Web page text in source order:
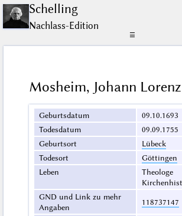
Schelling
Nachlass-Edition
☰
Mosheim, Johann Lorenz
Geburtsdatum
09.10.1693
Todesdatum
09.09.1755
Geburtsort
Lübeck
Todesort
Göttingen
Leben
GND und Link zu mehr
Angaben
118737147